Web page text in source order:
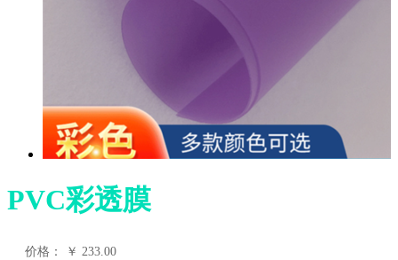
PVC彩透膜
价格： ￥ 233.00